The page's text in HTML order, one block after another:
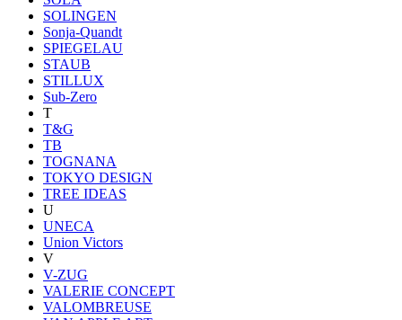
SOLINGEN
Sonja-Quandt
SPIEGELAU
STAUB
STILLUX
Sub-Zero
T
T&G
TB
TOGNANA
TOKYO DESIGN
TREE IDEAS
U
UNECA
Union Victors
V
V-ZUG
VALERIE CONCEPT
VALOMBREUSE